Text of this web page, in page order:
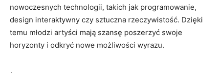
nowoczesnych ⁣technologii, takich jak‌ programowanie,
design interaktywny czy sztuczna​ rzeczywistość. Dzięki
temu młodzi artyści mają szansę poszerzyć swoje
horyzonty i odkryć nowe możliwości wyrazu.